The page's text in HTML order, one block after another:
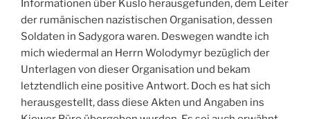
Informationen über Kuslo herausgefunden, dem Leiter
der rumänischen nazistischen Organisation, dessen
Soldaten in Sadygora waren. Deswegen wandte ich
mich wiedermal an Herrn Wolodymyr bezüglich der
Unterlagen von dieser Organisation und bekam
letztendlich eine positive Antwort. Doch es hat sich
herausgestellt, dass diese Akten und Angaben ins